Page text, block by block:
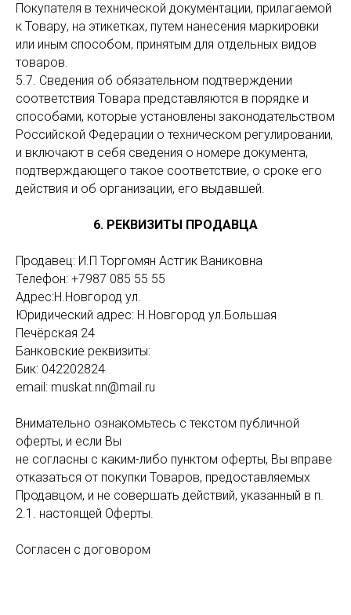
Покупателя в технической документации, прилагаемой
к Товару, на этикетках, путем нанесения маркировки
или иным способом, принятым для отдельных видов
товаров.
5.7. Сведения об обязательном подтверждении
соответствия Товара представляются в порядке и
способами, которые установлены законодательством
Российской Федерации о техническом регулировании,
и включают в себя сведения о номере документа,
подтверждающего такое соответствие, о сроке его
действия и об организации, его выдавшей.
6. РЕКВИЗИТЫ ПРОДАВЦА
Продавец: И.П Торгомян Астгик Ваниковна
Телефон: +7987 085 55 55
Адрес:Н.Новгород ул.
Юридический адрес: Н.Новгород ул.Большая
Печёрская 24
Банковские реквизиты:
Бик: 042202824
email: muskat.nn@mail.ru
Внимательно ознакомьтесь с текстом публичной
оферты, и если Вы
не согласны с каким-либо пунктом оферты, Вы вправе
отказаться от покупки Товаров, предоставляемых
Продавцом, и не совершать действий, указанный в п.
2.1. настоящей Оферты.
Согласен с договором